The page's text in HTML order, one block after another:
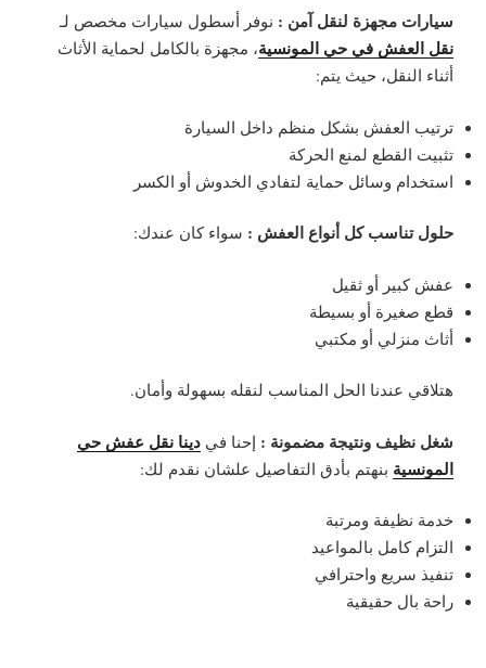
سيارات مجهزة لنقل آمن : نوفر أسطول سيارات مخصص لـ
نقل العفش في حي المونسية، مجهزة بالكامل لحماية الأثاث
أثناء النقل، حيث يتم:
ترتيب العفش بشكل منظم داخل السيارة
تثبيت القطع لمنع الحركة
استخدام وسائل حماية لتفادي الخدوش أو الكسر
حلول تناسب كل أنواع العفش : سواء كان عندك:
عفش كبير أو ثقيل
قطع صغيرة أو بسيطة
أثاث منزلي أو مكتبي
هتلاقي عندنا الحل المناسب لنقله بسهولة وأمان.
شغل نظيف ونتيجة مضمونة : إحنا في دينا نقل عفش حي
المونسية بنهتم بأدق التفاصيل علشان نقدم لك:
خدمة نظيفة ومرتبة
التزام كامل بالمواعيد
تنفيذ سريع واحترافي
راحة بال حقيقية